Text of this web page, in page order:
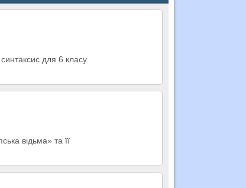
для 6 класу.
відьма» та її